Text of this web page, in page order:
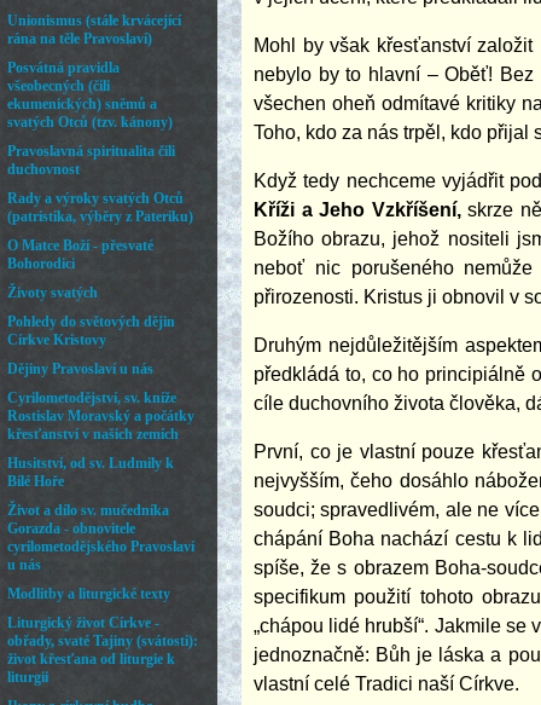
Mohl by však křesťanství
nebylo by to hlavní – Oběť!
všechen oheň odmítavé kritiky
Toho, kdo za nás trpěl, kdo přijal
Když tedy nechceme vyjádřit
Kříži a Jeho Vzkříšení,skrze
Božího obrazu, jehož nositeli
neboť nic porušeného
přirozenosti. Kristus ji obnovil v
Druhým nejdůležitějším
předkládá to, co ho principiálně
cíle duchovního života člověka,
První, co je vlastní pouze
nejvyšším, čeho dosáhlo
soudci; spravedlivém, ale ne
chápání Boha nachází cestu k
spíše, že s obrazem Boha-
specifikum použití tohoto
„chápou lidé hrubší“. Jakmile
jednoznačně: Bůh je láska a
vlastní celé Tradici naší Církve.